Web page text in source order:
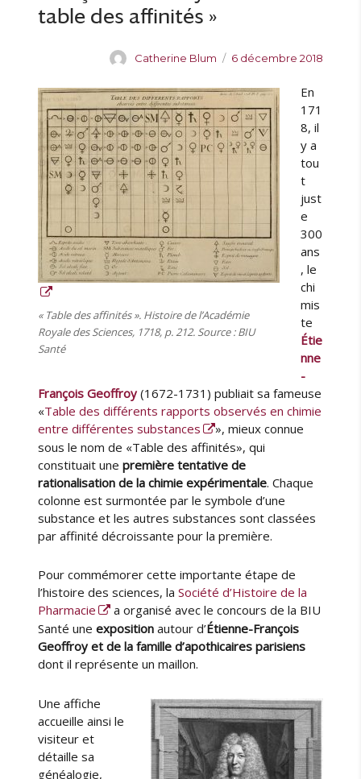
p
n
a
n
c
e
c
o
m
è
t
e
a
u
e
s
é
i
s
d
e
u
y
P
a
t
i
table des affinités »
A
t
e
u
Catherine Blum
P
b
l
i
é
l
6 décembre 2018
« Table des affinités ». Histoire de l’Académie
Royale des Sciences, 1718, p. 212. Source : BIU
Santé
En
171
8, il
y a
tou
t
just
e
300
ans
, le
chi
mis
te
Étie
nne
-
François Geoffroy(1672-1731) publiait sa fameuse
«Table des différents rapports observés en chimie
entre différentes substances
», mieux connue
sous le nom de «Table des affinités», qui
constituait unepremière tentative de
rationalisation de la chimie expérimentale. Chaque
colonne est surmontée par le symbole d’une
substance et les autres substances sont classées
par affinité décroissante pour la première.
Pour commémorer cette importante étape de
l’histoire des sciences, laSociété d’Histoire de la
Pharmacie
a organisé avec le concours de la BIU
Santé uneexposition autour d’Étienne-François
Geoffroy et de la famille d’apothicaires parisiens
dont il représente un maillon.
Une affiche
accueille ainsi le
visiteur et
détaille sa
généalogie,